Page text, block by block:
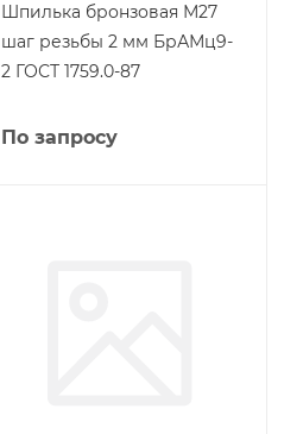
Шпилька бронзовая М27
шаг резьбы 2 мм БрАМц9-
2 ГОСТ 1759.0-87
По запросу